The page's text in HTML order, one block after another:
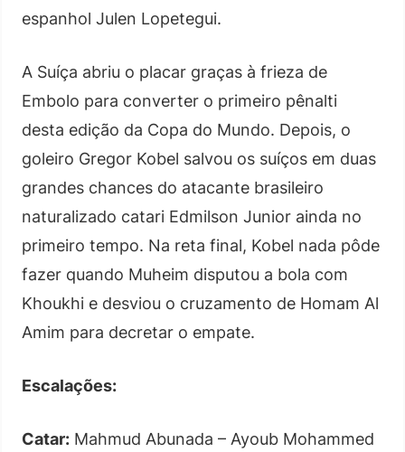
espanhol Julen Lopetegui.
A Suíça abriu o placar graças à frieza de
Embolo para converter o primeiro pênalti
desta edição da Copa do Mundo. Depois, o
goleiro Gregor Kobel salvou os suíços em duas
grandes chances do atacante brasileiro
naturalizado catari Edmilson Junior ainda no
primeiro tempo. Na reta final, Kobel nada pôde
fazer quando Muheim disputou a bola com
Khoukhi e desviou o cruzamento de Homam Al
Amim para decretar o empate.
Escalações:
Catar: Mahmud Abunada – Ayoub Mohammed